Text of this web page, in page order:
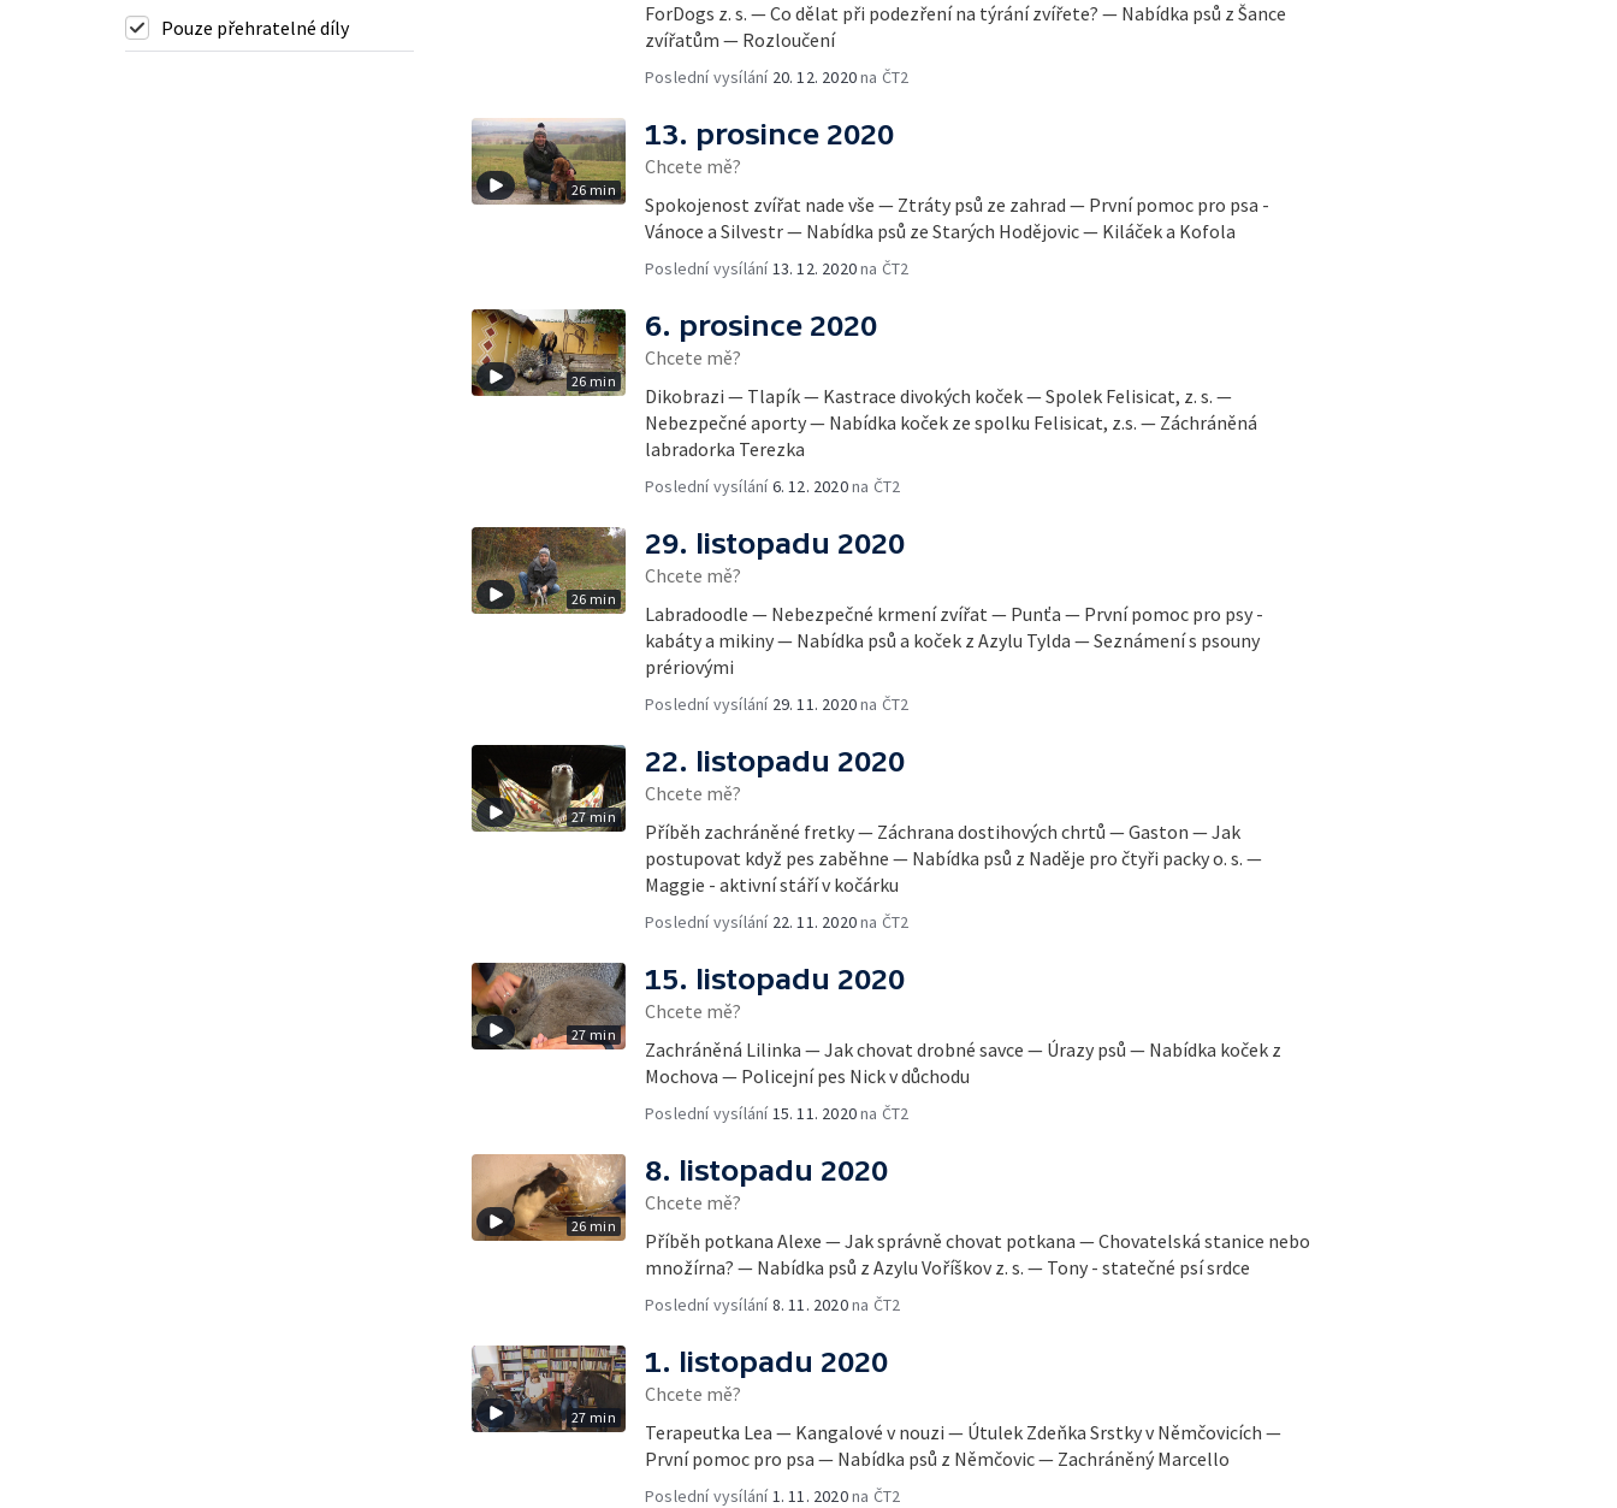
Pouze přehratelné díly
ForDogs z. s. — Co dělat při podezření na týrání zvířete? — Nabídka psů z Šance
zvířatům — Rozloučení
Poslední vysílání 20. 12. 2020na ČT2
26 min
13. prosince 2020
Chcete mě?
Spokojenost zvířat nade vše — Ztráty psů ze zahrad — První pomoc pro psa -
Vánoce a Silvestr — Nabídka psů ze Starých Hodějovic — Kiláček a Kofola
Poslední vysílání13. 12. 2020na ČT2
26 min
6. prosince 2020
Chcete mě?
Dikobrazi — Tlapík — Kastrace divokých koček — Spolek Felisicat, z. s. —
Nebezpečné aporty — Nabídka koček ze spolku Felisicat, z.s. — Záchráněná
labradorka Terezka
Poslední vysílání6. 12. 2020na ČT2
26 min
29. listopadu 2020
Chcete mě?
Labradoodle — Nebezpečné krmení zvířat — Punťa — První pomoc pro psy -
kabáty a mikiny — Nabídka psů a koček z Azylu Tylda — Seznámení s psouny
prériovými
Poslední vysílání 29. 11. 2020na ČT2
27 min
22. listopadu 2020
Chcete mě?
Příběh zachráněné fretky — Záchrana dostihových chrtů — Gaston — Jak
postupovat když pes zaběhne — Nabídka psů z Naděje pro čtyři packy o. s. —
Maggie - aktivní stáří v kočárku
Poslední vysílání 22. 11. 2020na ČT2
27 min
15. listopadu 2020
Chcete mě?
Zachráněná Lilinka — Jak chovat drobné savce — Úrazy psů — Nabídka koček z
Mochova — Policejní pes Nick v důchodu
Poslední vysílání15. 11. 2020na ČT2
26 min
8. listopadu 2020
Chcete mě?
Příběh potkana Alexe — Jak správně chovat potkana — Chovatelská stanice nebo
množírna? — Nabídka psů z Azylu Voříškov z. s. — Tony - statečné psí srdce
Poslední vysílání8. 11. 2020na ČT2
27 min
1. listopadu 2020
Chcete mě?
Terapeutka Lea — Kangalové v nouzi — Útulek Zdeňka Srstky v Němčovicích —
První pomoc pro psa — Nabídka psů z Němčovic — Zachráněný Marcello
Poslední vysílání1. 11. 2020na ČT2